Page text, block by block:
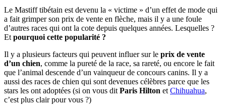
Le Mastiff tibétain est devenu la « victime » d’un effet de mode qui
a fait grimper son prix de vente en flèche, mais il y a une foule
d’autres races qui ont la cote depuis quelques années. Lesquelles ?
Et pourquoi cette popularité ?
Il y a plusieurs facteurs qui peuvent influer sur le prix de vente
d’un chien, comme la pureté de la race, sa rareté, ou encore le fait
que l’animal descende d’un vainqueur de concours canins. Il y a
aussi des races de chien qui sont devenues célèbres parce que les
stars les ont adoptées (si on vous dit Paris Hilton et Chihuahua,
c’est plus clair pour vous ?)